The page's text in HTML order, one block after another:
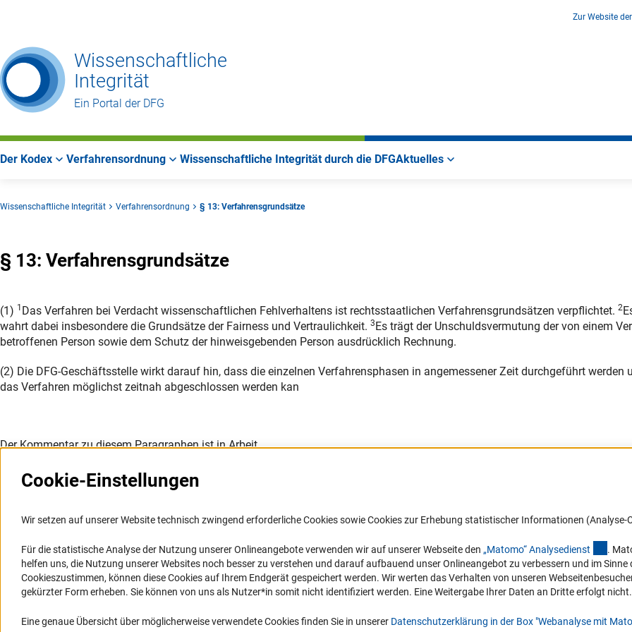
Zur Website
Wissenschaftliche
Integrität
Ein Portal der DFG
Der Kodex Verfahrensordnung Wissenschaftliche Integrität durch die DFGAktuelles
Wissenschaftliche Integrität Verfahrensordnung § 13: Verfahrensgrundsätze
§ 13: Verfahrensgrundsätze
(1) 1 Das Verfahren bei Verdacht wissenschaftlichen Fehlverhaltens ist rechtsstaatlichen Verfahrensgrundsätzen verpflichtet. 2
wahrt dabei insbesondere die Grundsätze der Fairness und Vertraulichkeit. 3Es trägt der Unschuldsvermutung der von einem
betroffenen Person sowie dem Schutz der hinweisgebenden Person ausdrücklich Rechnung.
(2) Die DFG-Geschäftsstelle wirkt darauf hin, dass die einzelnen Verfahrensphasen in angemessener Zeit durchgeführt werden
das Verfahren möglichst zeitnah abgeschlossen werden kan
Der Kommentar zu diesem Paragraphen ist in Arbeit.
Service
RSS-Feed
Barrierefreiheit
Erklärung zur Barrierefreiheit
Links
Zum Download des Kodex
Kontakt
Sie haben Fragen oder möchten
Cookie-Einstellungen
Wir setzen auf unserer Website technisch zwingend erforderliche Cookies sowie Cookies zur Erhebung statistischer Informationen (Analyse-
Für die statistische Analyse der Nutzung unserer Onlineangebote verwenden wir auf unserer Webseite den „Matomo“ Analysedienst
.
helfen uns, die Nutzung unserer Websites noch besser zu verstehen und darauf aufbauend unser Onlineangebot zu verbessern und im
Cookieszustimmen, können diese Cookies auf Ihrem Endgerät gespeichert werden. Wir werten das Verhalten von unseren
gekürzter Form erheben. Sie können von uns als Nutzer*in somit nicht identifiziert werden. Eine Weitergabe Ihrer Daten an Dritte erfolgt nicht.
Eine genaue Übersicht über möglicherweise verwendete Cookies finden Sie in unserer Datenschutzerklärung in der Box "Webanalyse mit